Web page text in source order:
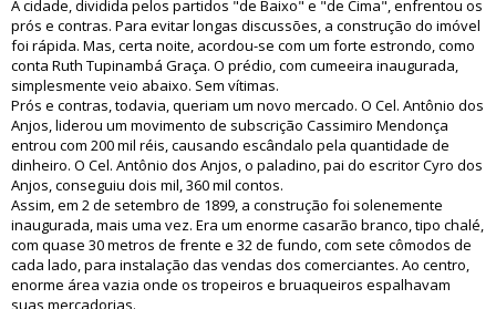
A cidade, dividida pelos partidos "de Baixo" e "de Cima", enfrentou os
prós e contras. Para evitar longas discussões, a construção do imóvel
foi rápida. Mas, certa noite, acordou-se com um forte estrondo, como
conta Ruth Tupinambá Graça. O prédio, com cumeeira inaugurada,
simplesmente veio abaixo. Sem vítimas.
Prós e contras, todavia, queriam um novo mercado. O Cel. Antônio dos
Anjos, liderou um movimento de subscrição Cassimiro Mendonça
entrou com 200 mil réis, causando escândalo pela quantidade de
dinheiro. O Cel. Antônio dos Anjos, o paladino, pai do escritor Cyro dos
Anjos, conseguiu dois mil, 360 mil contos.
Assim, em 2 de setembro de 1899, a construção foi solenemente
inaugurada, mais uma vez. Era um enorme casarão branco, tipo chalé,
com quase 30 metros de frente e 32 de fundo, com sete cômodos de
cada lado, para instalação das vendas dos comerciantes. Ao centro,
enorme área vazia onde os tropeiros e bruaqueiros espalhavam
suas mercadorias.